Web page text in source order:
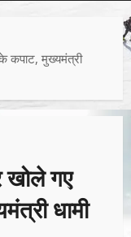
कपाट, मुख्यमंत्री
खोले गए
धामी